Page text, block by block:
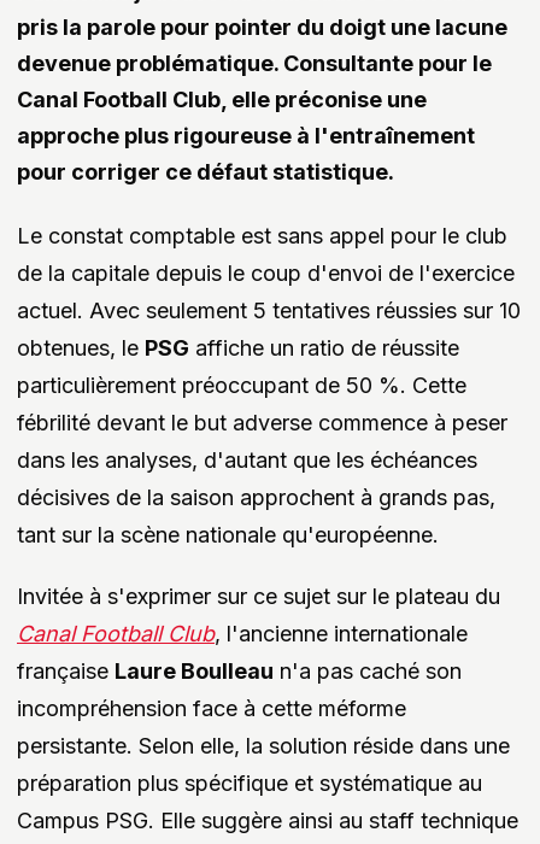
pris la parole pour pointer du doigt une lacune
devenue problématique. Consultante pour le
Canal Football Club, elle préconise une
approche plus rigoureuse à l'entraînement
pour corriger ce défaut statistique.
Le constat comptable est sans appel pour le club
de la capitale depuis le coup d'envoi de l'exercice
actuel. Avec seulement 5 tentatives réussies sur 10
obtenues, le PSG affiche un ratio de réussite
particulièrement préoccupant de 50 %. Cette
fébrilité devant le but adverse commence à peser
dans les analyses, d'autant que les échéances
décisives de la saison approchent à grands pas,
tant sur la scène nationale qu'européenne.
Invitée à s'exprimer sur ce sujet sur le plateau du
Canal Football Club, l'ancienne internationale
française Laure Boulleau n'a pas caché son
incompréhension face à cette méforme
persistante. Selon elle, la solution réside dans une
préparation plus spécifique et systématique au
Campus PSG. Elle suggère ainsi au staff technique